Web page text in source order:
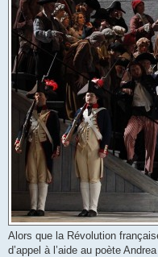
Alors que la Révolution
d’appel à l’aide au poète